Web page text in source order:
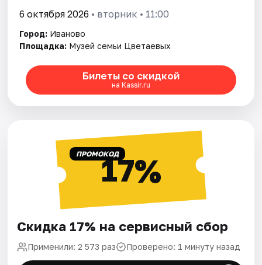
6 октября 2026 • вторник • 11:00
Город: Иваново
Площадка: Музей семьи Цветаевых
Билеты со скидкой
на Kassir.ru
ПРОМОКОД17%
Скидка 17% на сервисный сбор
Применили: 2 573 раз Проверено: 1 минуту назад